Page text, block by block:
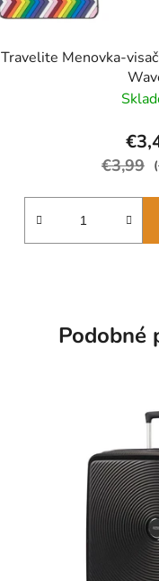
Travelite Menovka-
€3,99
Podobné